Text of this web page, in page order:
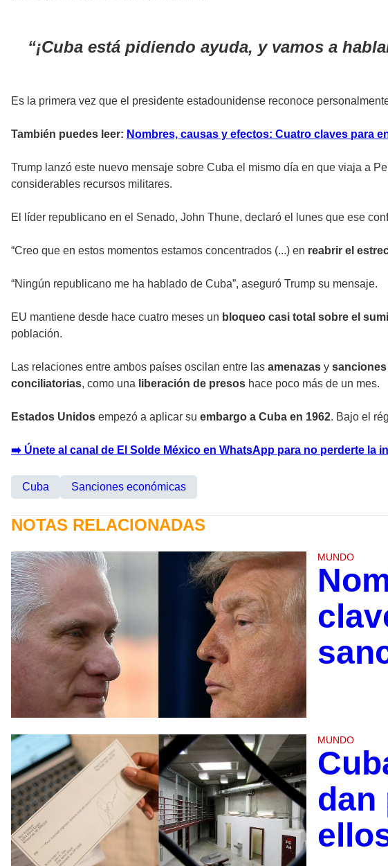
¡Cuba está pidiendo ayuda, y vamos a
Es la primera vez que el presidente estadounidense reconoce
También puedes leer: Nombres, causas y efectos: Cuatro claves para
Trump lanzó este nuevo mensaje sobre Cuba el mismo día en que viaja a
considerables recursos militares.
El líder republicano en el Senado, John Thune, declaró el lunes que ese
“Creo que en estos momentos estamos concentrados (...) en reabrir el
“Ningún republicano me ha hablado de Cuba”, aseguró Trump su mensaje.
EU mantiene desde hace cuatro meses un bloqueo casi total sobre el
población.
Las relaciones entre ambos países oscilan entre las amenazas y sanciones
conciliatorias, como una liberación de presos hace poco más de un mes.
Estados Unidos empezó a aplicar su embargo a Cuba en 1962. Bajo el
➡️ Únete al canal de El Solde México en WhatsApp para no perderte la
Cuba Sanciones económicas
NOTAS RELACIONADAS
MUNDO
MUNDO
dan